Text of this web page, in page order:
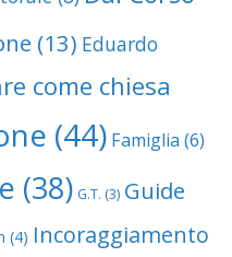
(13) Eduardo
come chiesa
(44) Famiglia (6)
(38) G.T. (3) Guide
(4) Incoraggiamento